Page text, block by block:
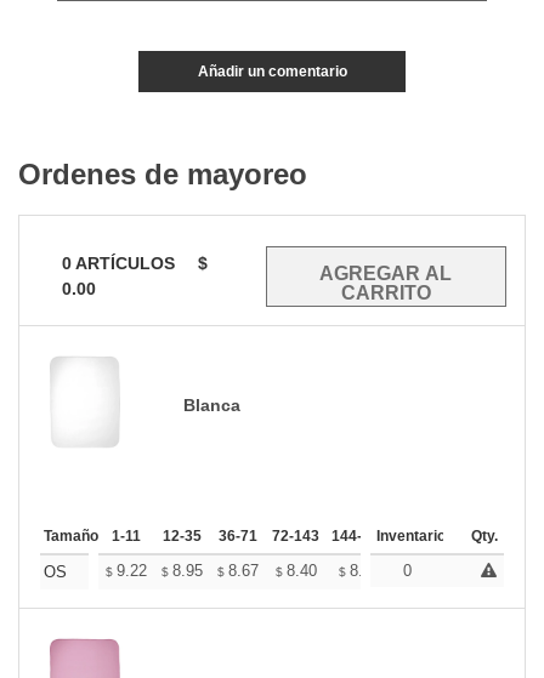
Añadir un comentario
Ordenes de mayoreo
0ARTÍCULOS
$
0.00
Blanca
Tamaño 1-11 12-35 36-71 72-143 144-287 288 + Mas
Inventario Qty.
OS $ 9.22 $ 8.95 $ 8.67 $ 8.40 $ 8.13 $ +
0